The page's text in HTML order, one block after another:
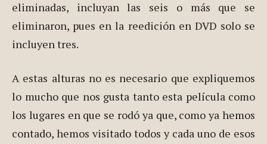
eliminadas, incluyan las seis o más que se
eliminaron, pues en la reedición en DVD solo se
incluyen tres.
A estas alturas no es necesario que expliquemos
lo mucho que nos gusta tanto esta película como
los lugares en que se rodó ya que, como ya hemos
contado, hemos visitado todos y cada uno de esos